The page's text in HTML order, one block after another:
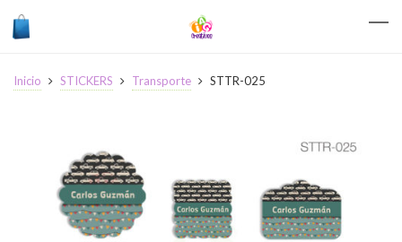
Inicio STICKERS Transporte STTR-025